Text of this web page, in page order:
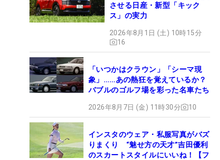
させる日産・新型「キック
ス」の実力
2026年8月1日 (土) 10時15分
16
「いつかはクラウン」「シーマ現
象」……あの熱狂を覚えているか？
バブルのゴルフ場を彩った名車たち
2026年8月7日 (金) 11時30分 10
インスタのウェア・私服写真がバズ
りまくり “魅せ方の天才”吉田優利
のスカートスタイルにいいね！【フ